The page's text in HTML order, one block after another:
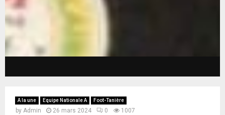
A la une Equipe Nationale A Foot-Tanière
by Admin 26 mars 2024 0 1007